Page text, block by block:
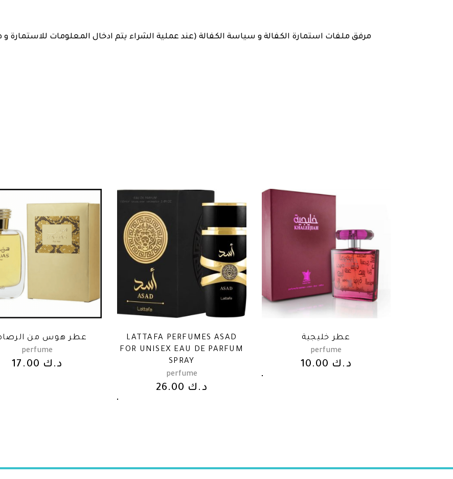
مرفق ملفات استمارة الكفالة و سياسة الكفالة (عند عملية الشراء يتم ادخال المعلومات للاستمارة و
عطر هوس من
perfume
د.ك
LATTAFA PERFUMES ASAD
FOR UNISEX EAU DE PARFUM
SPRAY
perfume
د.ك
عطر خليجية
perfume
د.ك